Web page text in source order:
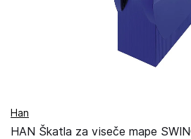
Han
HAN Škatla za viseče mape